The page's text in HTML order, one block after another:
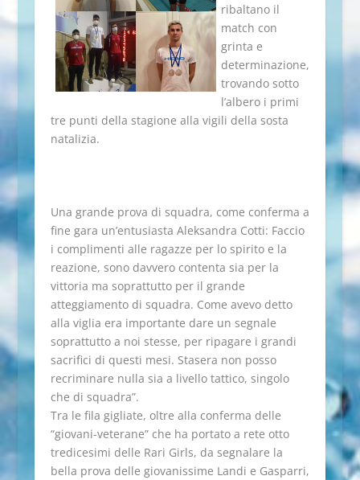
ribaltano il
match con
grinta e
determinazione,
trovando sotto
l’albero i primi
tre punti della stagione alla vigili della sosta
natalizia.
Una grande prova di squadra, come conferma a
fine gara un’entusiasta Aleksandra Cotti: Faccio
i complimenti alle ragazze per lo spirito e la
reazione, sono davvero contenta sia per la
vittoria ma soprattutto per il grande
atteggiamento di squadra. Come avevo detto
alla viglia era importante dare un segnale
soprattutto a noi stesse, per ripagare i grandi
sacrifici di questi mesi. Stasera non posso
recriminare nulla sia a livello tattico, singolo
che di squadra”.
Tra le fila gigliate, oltre alla conferma delle
“giovani-veterane” che ha portato a rete otto
tredicesimi delle Rari Girls, da segnalare la
bella prova delle giovanissime Landi e Gasparri,